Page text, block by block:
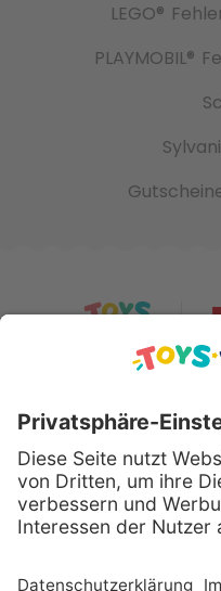
LEGO®
PLAYMOBIL®
Sicher